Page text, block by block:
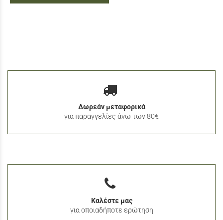
Δωρεάν μεταφορικά
για παραγγελίες άνω των 80€
Καλέστε μας
για οποιαδήποτε ερώτηση